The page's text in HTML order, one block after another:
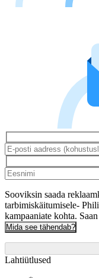
Sooviksin saada
tarbimiskäitumisele-
kampaaniate kohta.
Mida see tähendab?
Lahtiütlused